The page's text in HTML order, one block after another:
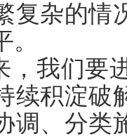
复杂的情
，我们要
续积淀破
调、分类